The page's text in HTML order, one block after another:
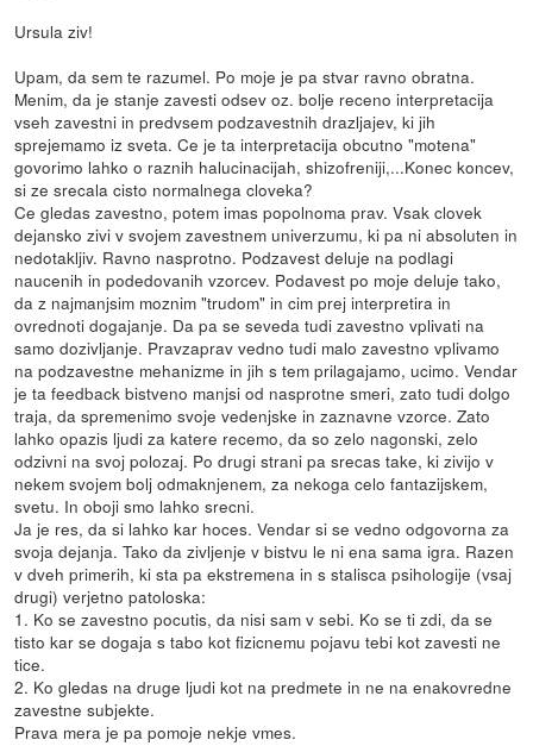
Ursula ziv!
Upam, da sem te razumel. Po moje je pa stvar ravno obratna.
Menim, da je stanje zavesti odsev oz. bolje receno interpretacija
vseh zavestni in predvsem podzavestnih drazljajev, ki jih
sprejemamo iz sveta. Ce je ta interpretacija obcutno "motena"
govorimo lahko o raznih halucinacijah, shizofreniji,...Konec koncev,
si ze srecala cisto normalnega cloveka?
Ce gledas zavestno, potem imas popolnoma prav. Vsak clovek
dejansko zivi v svojem zavestnem univerzumu, ki pa ni absoluten in
nedotakljiv. Ravno nasprotno. Podzavest deluje na podlagi
naucenih in podedovanih vzorcev. Podavest po moje deluje tako,
da z najmanjsim moznim "trudom" in cim prej interpretira in
ovrednoti dogajanje. Da pa se seveda tudi zavestno vplivati na
samo dozivljanje. Pravzaprav vedno tudi malo zavestno vplivamo
na podzavestne mehanizme in jih s tem prilagajamo, ucimo. Vendar
je ta feedback bistveno manjsi od nasprotne smeri, zato tudi dolgo
traja, da spremenimo svoje vedenjske in zaznavne vzorce. Zato
lahko opazis ljudi za katere recemo, da so zelo nagonski, zelo
odzivni na svoj polozaj. Po drugi strani pa srecas take, ki zivijo v
nekem svojem bolj odmaknjenem, za nekoga celo fantazijskem,
svetu. In oboji smo lahko srecni.
Ja je res, da si lahko kar hoces. Vendar si se vedno odgovorna za
svoja dejanja. Tako da zivljenje v bistvu le ni ena sama igra. Razen
v dveh primerih, ki sta pa ekstremena in s stalisca psihologije (vsaj
drugi) verjetno patoloska:
1. Ko se zavestno pocutis, da nisi sam v sebi. Ko se ti zdi, da se
tisto kar se dogaja s tabo kot fizicnemu pojavu tebi kot zavesti ne
tice.
2. Ko gledas na druge ljudi kot na predmete in ne na enakovredne
zavestne subjekte.
Prava mera je pa pomoje nekje vmes.